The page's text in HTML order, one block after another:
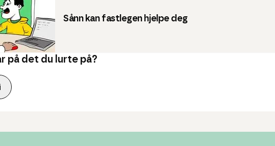
Sånn kan fastlegen hjelpe deg
på det du lurte på?